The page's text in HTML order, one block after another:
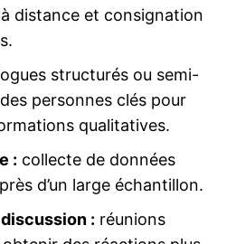
à distance et consignation
structurés ou semi-
personnes clés pour
qualitatives.
: collecte de données
d’un large échantillon.
: réunions